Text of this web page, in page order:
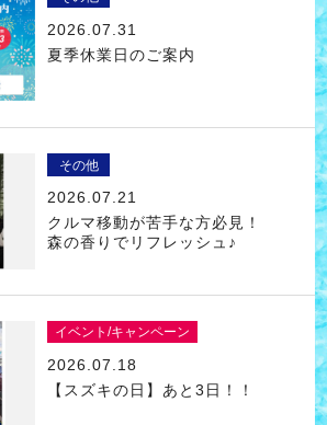
2026.07.31
夏季休業日のご案内
その他
2026.07.21
クルマ移動が苦手な方必見！
森の香りでリフレッシュ♪
イベント/キャンペーン
2026.07.18
【スズキの日】あと3日！！